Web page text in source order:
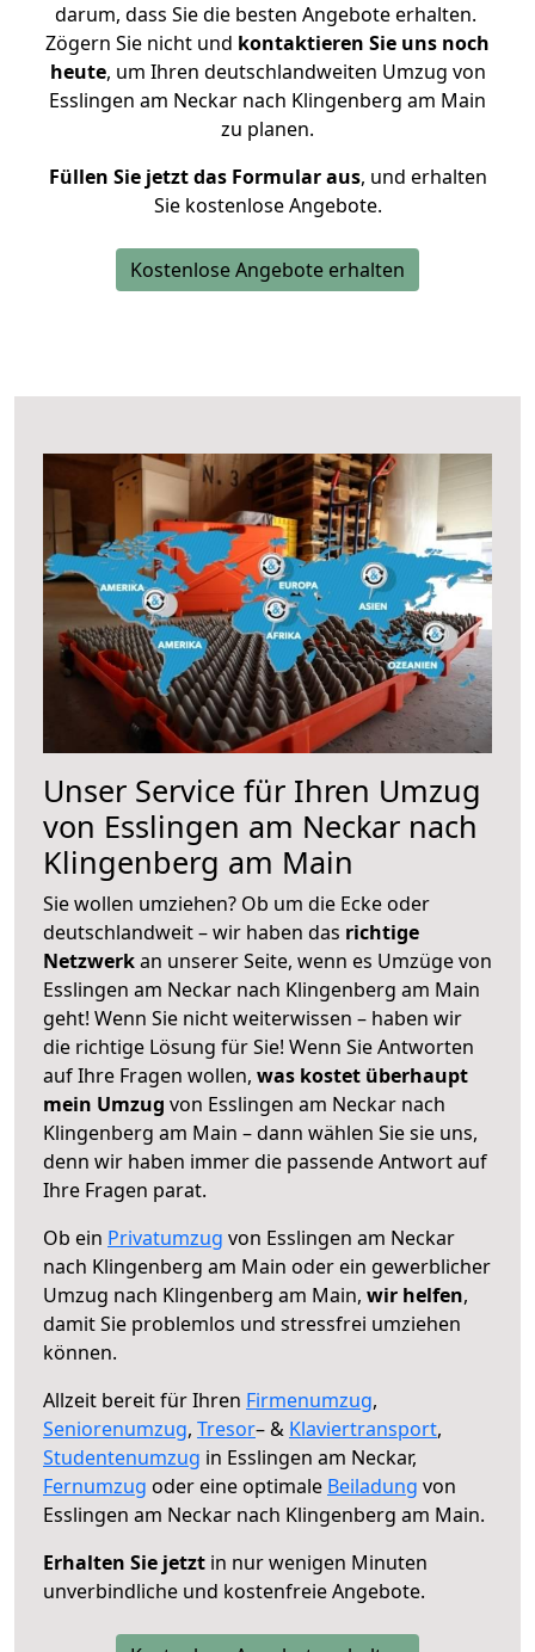
darum, dass Sie die besten Angebote erhalten.
Zögern Sie nicht und kontaktieren Sie uns noch
heute, um Ihren deutschlandweiten Umzug von
Esslingen am Neckar nach Klingenberg am Main
zu planen.
Füllen Sie jetzt das Formular aus, und erhalten
Sie kostenlose Angebote.
Kostenlose Angebote erhalten
Unser Service für Ihren Umzug
von Esslingen am Neckar nach
Klingenberg am Main
Sie wollen umziehen? Ob um die Ecke oder
deutschlandweit – wir haben das richtige
Netzwerkan unserer Seite, wenn es Umzüge von
Esslingen am Neckar nach Klingenberg am Main
geht! Wenn Sie nicht weiterwissen – haben wir
die richtige Lösung für Sie! Wenn Sie Antworten
auf Ihre Fragen wollen, was kostet überhaupt
mein Umzug von Esslingen am Neckar nach
Klingenberg am Main – dann wählen Sie sie uns,
denn wir haben immer die passende Antwort auf
Ihre Fragen parat.
Ob ein Privatumzug von Esslingen am Neckar
nach Klingenberg am Main oder ein gewerblicher
Umzug nach Klingenberg am Main, wir helfen,
damit Sie problemlos und stressfrei umziehen
können.
Allzeit bereit für Ihren Firmenumzug,
Seniorenumzug, Tresor– & Klaviertransport,
Studentenumzug in Esslingen am Neckar,
Fernumzug oder eine optimale Beiladung von
Esslingen am Neckar nach Klingenberg am Main.
Erhalten Sie jetzt in nur wenigen Minuten
unverbindliche und kostenfreie Angebote.